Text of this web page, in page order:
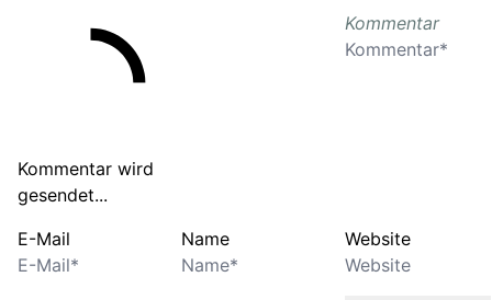
Kommentar wird
gesendet...
Kommentar
E-Mail Name Website